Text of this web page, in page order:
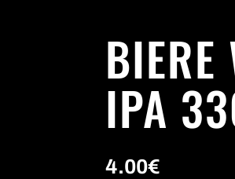
BIERE
IPA
4.00€